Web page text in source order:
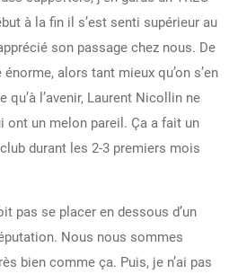
à la fin il s’est senti supérieur au
son passage chez nous. De
alors tant mieux qu’on s’en
qu’à l’avenir, Laurent Nicollin ne
ont un melon pareil. Ça a fait un
durant les 2-3 premiers mois
pas se placer en dessous d’un
Nous nous sommes
bien comme ça. Puis, je n’ai pas